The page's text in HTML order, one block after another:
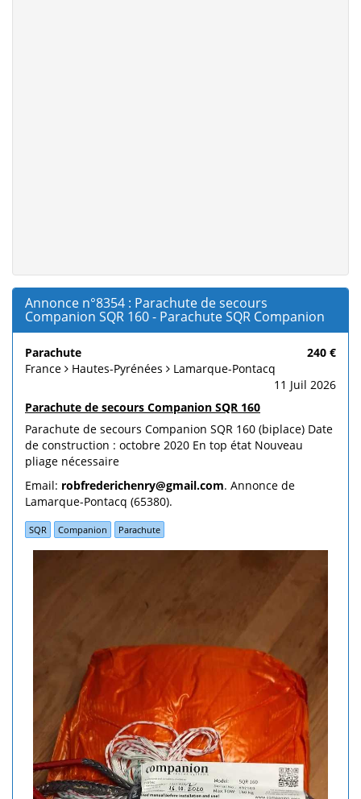
Annonce n°8354 : Parachute de secours
Companion SQR 160 - Parachute SQR Companion
Parachute
240 €
France
Hautes-Pyrénées
Lamarque-Pontacq
11 Juil 2026
Parachute de secours Companion SQR 160
Parachute de secours Companion SQR 160 (biplace) Date
de construction : octobre 2020 En top état Nouveau
pliage nécessaire
Email: robfrederichenry@gmail.com. Annonce de
Lamarque-Pontacq (65380).
SQR Companion Parachute